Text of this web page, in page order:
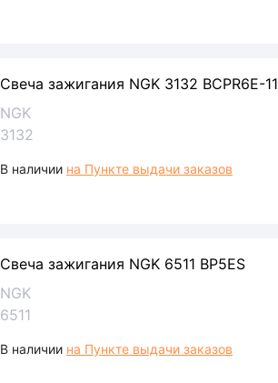
Свеча зажигания NGK 3132 BCPR6E-11
NGK
3132
В наличии на Пункте выдачи заказов
Свеча зажигания NGK 6511 BP5ES
NGK
6511
В наличии на Пункте выдачи заказов